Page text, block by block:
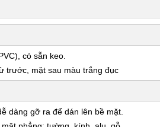
có sẵn keo.
trước, mặt sau màu trắng đục
dàng gỡ ra để dán lên bề mặt.